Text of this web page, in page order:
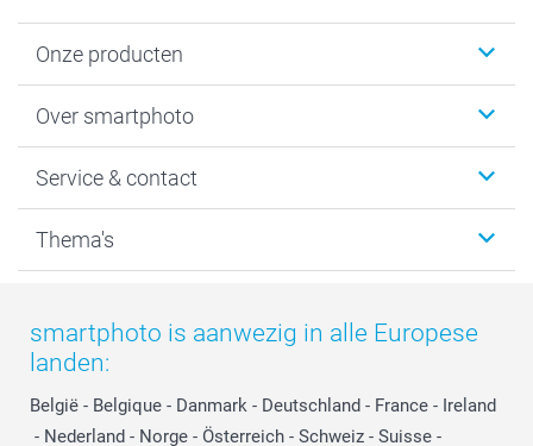
Onze producten
Fotoboeken
Fotocadeaus
Kaarten
Over smartphoto
Vacatures
Bestelproces
Privacy
Cookiebeleid
Reviews
Prijslijst
Service & contact
Tevredenheidsgarantie
smartbonus
smartfriends
service@smartphoto.nl
Affiliate partnerprogramma
Thema's
Moederdag
Vaderdag
Huwelijk
smartphoto is aanwezig in alle Europese
landen:
België - Belgique - Danmark - Deutschland - France - Ireland
- Nederland - Norge - Österreich - Schweiz - Suisse -